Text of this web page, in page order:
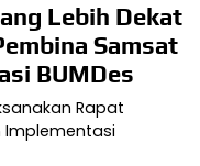
Lebih Dekat
Samsat
BUMDes
Rapat
Implementasi